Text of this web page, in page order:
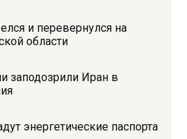
и перевернулся на
области
заподозрили Иран в
энергетические паспорта